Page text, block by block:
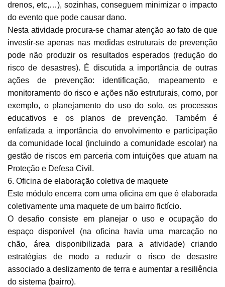
drenos, etc,…), sozinhas, conseguem minimizar o impacto
do evento que pode causar dano.
Nesta atividade procura-se chamar atenção ao fato de que
investir-se apenas nas medidas estruturais de prevenção
pode não produzir os resultados esperados (redução do
risco de desastres). É discutida a importância de outras
ações de prevenção: identificação, mapeamento e
monitoramento do risco e ações não estruturais, como, por
exemplo, o planejamento do uso do solo, os processos
educativos e os planos de prevenção. Também é
enfatizada a importância do envolvimento e participação
da comunidade local (incluindo a comunidade escolar) na
gestão de riscos em parceria com intuições que atuam na
Proteção e Defesa Civil.
6. Oficina de elaboração coletiva de maquete
Este módulo encerra com uma oficina em que é elaborada
coletivamente uma maquete de um bairro fictício.
O desafio consiste em planejar o uso e ocupação do
espaço disponível (na oficina havia uma marcação no
chão, área disponibilizada para a atividade) criando
estratégias de modo a reduzir o risco de desastre
associado a deslizamento de terra e aumentar a resiliência
do sistema (bairro).